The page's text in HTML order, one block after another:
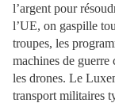
l’argent pour
l’UE, on gaspille
troupes, les
machines de guerre
les drones. Le
transport militaires